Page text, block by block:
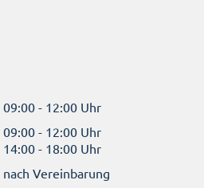
09:00 - 12:00 Uhr
09:00 - 12:00 Uhr
14:00 - 18:00 Uhr
nach Vereinbarung